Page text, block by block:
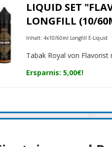
LIQUID SET
LONGFILL (10/
Inhalt: 4x10/60ml Longfill E-Liquid
Tabak Royal von
Ersparnis: 5,00€!